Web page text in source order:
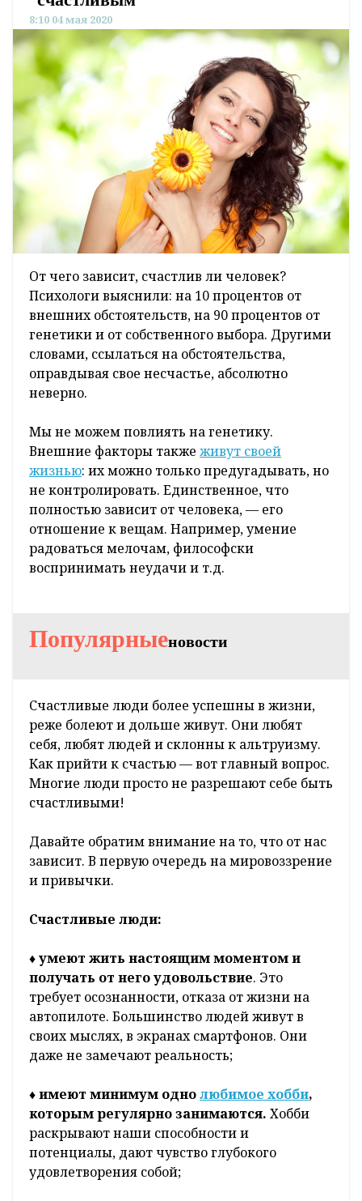
8:10 04 мая 2020
От чего зависит, счастлив ли человек?
Психологи выяснили: на 10 процентов от
внешних обстоятельств, на 90 процентов от
генетики и от собственного выбора. Другими
словами, ссылаться на обстоятельства,
оправдывая свое несчастье, абсолютно
неверно.
Мы не можем повлиять на генетику.
Внешние факторы также живут своей
жизнью: их можно только предугадывать, но
не контролировать. Единственное, что
полностью зависит от человека, — его
отношение к вещам. Например, умение
радоваться мелочам, философски
воспринимать неудачи и т.д.
Популярныеновости
Счастливые люди более успешны в жизни,
реже болеют и дольше живут. Они любят
себя, любят людей и склонны к альтруизму.
Как прийти к счастью — вот главный вопрос.
Многие люди просто не разрешают себе быть
счастливыми!
Давайте обратим внимание на то, что от нас
зависит. В первую очередь на мировоззрение
и привычки.
Счастливые люди:
♦умеют жить настоящим моментом и
получать от него удовольствие. Это
требует осознанности, отказа от жизни на
автопилоте. Большинство людей живут в
своих мыслях, в экранах смартфонов. Они
даже не замечают реальность;
♦ имеют минимум однолюбимое хобби,
которым регулярно занимаются. Хобби
раскрывают наши способности и
потенциалы, дают чувство глубокого
удовлетворения собой;